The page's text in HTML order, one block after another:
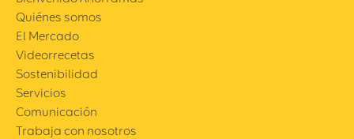
Quiénes somos
El Mercado
Videorrecetas
Sostenibilidad
Servicios
Comunicación
Trabaja con nosotros